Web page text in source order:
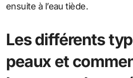
ensuite à l’eau tiède.
Les différents
peaux et